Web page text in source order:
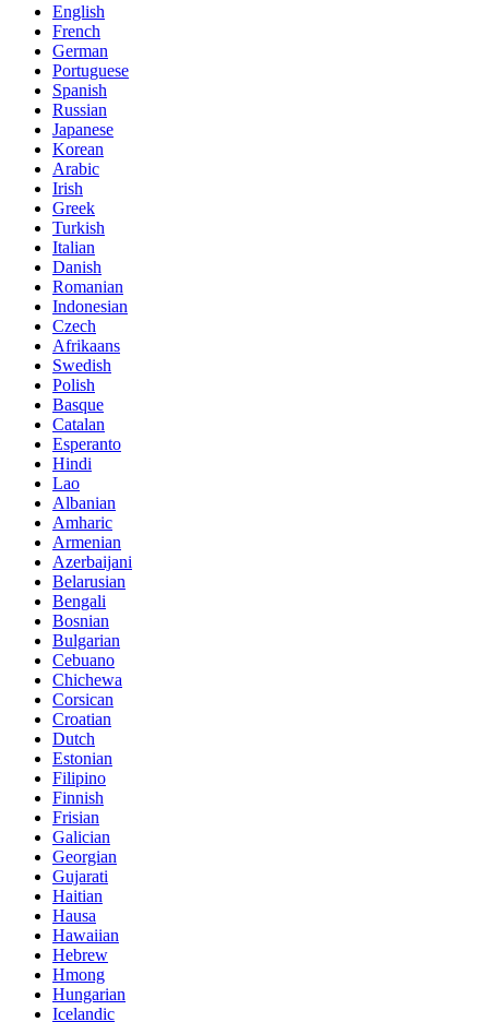
English
French
German
Portuguese
Spanish
Russian
Japanese
Korean
Arabic
Irish
Greek
Turkish
Italian
Danish
Romanian
Indonesian
Czech
Afrikaans
Swedish
Polish
Basque
Catalan
Esperanto
Hindi
Lao
Albanian
Amharic
Armenian
Azerbaijani
Belarusian
Bengali
Bosnian
Bulgarian
Cebuano
Chichewa
Corsican
Croatian
Dutch
Estonian
Filipino
Finnish
Frisian
Galician
Georgian
Gujarati
Haitian
Hausa
Hawaiian
Hebrew
Hmong
Hungarian
Icelandic